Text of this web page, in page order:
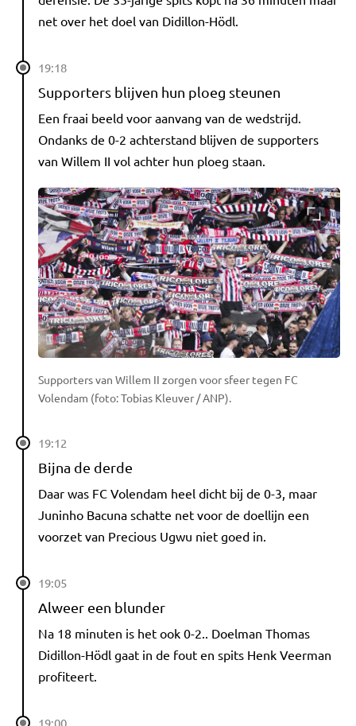
net over het doel van Didillon-Hödl.
19:18
Supporters blijven hun ploeg steunen
Een fraai beeld voor aanvang van de wedstrijd.
Ondanks de 0-2 achterstand blijven de supporters
van Willem II vol achter hun ploeg staan.
Supporters van Willem II zorgen voor sfeer tegen FC
Volendam (foto: Tobias Kleuver / ANP).
19:12
Bijna de derde
Daar was FC Volendam heel dicht bij de 0-3, maar
Juninho Bacuna schatte net voor de doellijn een
voorzet van Precious Ugwu niet goed in.
19:05
Alweer een blunder
Na 18 minuten is het ook 0-2.. Doelman Thomas
Didillon-Hödl gaat in de fout en spits Henk Veerman
profiteert.
19:00